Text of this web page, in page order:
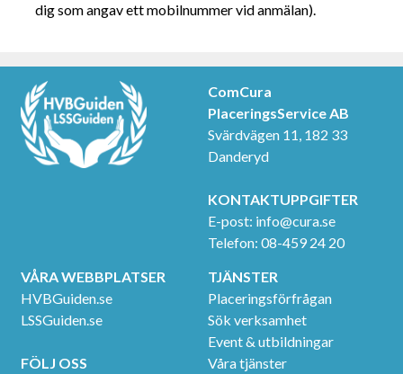
dig som angav ett mobilnummer vid anmälan).
ComCura
PlaceringsService AB
Svärdvägen 11, 182 33
Danderyd
KONTAKTUPPGIFTER
E-post: info@cura.se
Telefon: 08-459 24 20
VÅRA WEBBPLATSER
HVBGuiden.se
LSSGuiden.se
FÖLJ OSS
TJÄNSTER
Placeringsförfrågan
Sök verksamhet
Event & utbildningar
Våra tjänster